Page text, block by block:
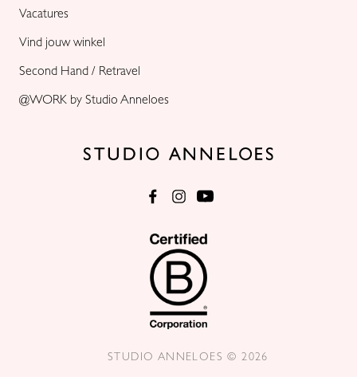
Vacatures
Vind jouw winkel
Second Hand / Retravel
@WORK by Studio Anneloes
STUDIO ANNELOES © 2026